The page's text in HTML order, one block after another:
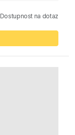
Dostupnost na dotaz